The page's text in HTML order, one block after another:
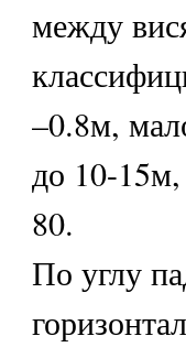
между
–0.8м,
до 10-
80.
По углу